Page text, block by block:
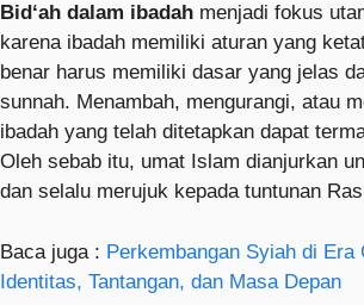
Bid‘ah dalam ibadah menjadi fokus
karena ibadah memiliki aturan yang
benar harus memiliki dasar yang jelas
sunnah. Menambah, mengurangi, atau
ibadah yang telah ditetapkan dapat
Oleh sebab itu, umat Islam dianjurkan
Baca juga : Perkembangan Syiah di Era
Identitas, Tantangan, dan Masa Depan